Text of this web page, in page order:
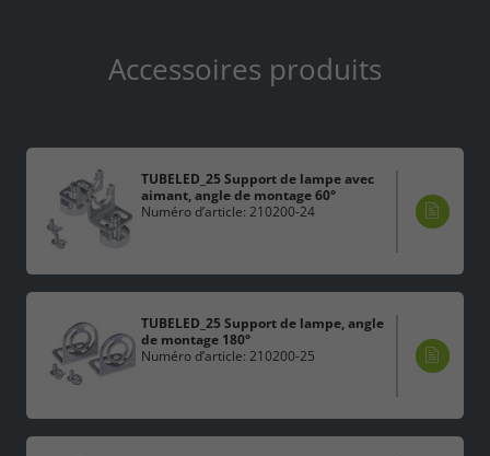
Accessoires produits
TUBELED_25 Support de lampe avec
aimant, angle de montage 60°
Numéro d’article: 210200-24
TUBELED_25 Support de lampe, angle
de montage 180°
Numéro d’article: 210200-25